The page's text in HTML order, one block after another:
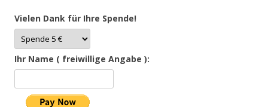
Vielen Dank für Ihre Spende!
Ihr Name ( freiwillige Angabe ):